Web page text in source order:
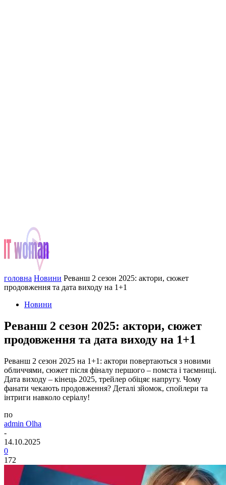
головна Новини Реванш 2 сезон 2025: актори, сюжет
продовження та дата виходу на 1+1
Новини
Реванш 2 сезон 2025: актори, сюжет
продовження та дата виходу на 1+1
Реванш 2 сезон 2025 на 1+1: актори повертаються з новими
обличчями, сюжет після фіналу першого – помста і таємниці.
Дата виходу – кінець 2025, трейлер обіцяє напругу. Чому
фанати чекають продовження? Деталі зйомок, спойлери та
інтриги навколо серіалу!
по
admin Olha
-
14.10.2025
0
172